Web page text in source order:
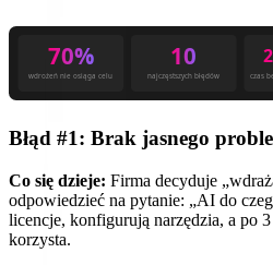
70%
wdrożeń nie osiąga celu
10
najczęstszych błędów czas
Błąd #1: Brak jasnego
Co się dzieje: Firma decyduje
odpowiedzieć na pytanie: „AI do
licencje, konfigurują narzędzia, a po
korzysta.